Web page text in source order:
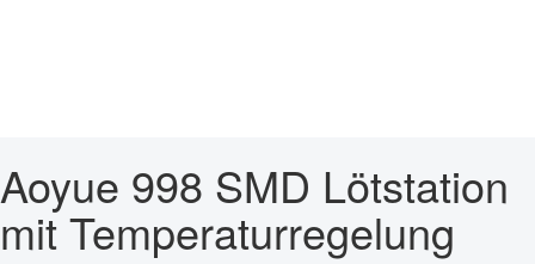
Aoyue 998 SMD Lötstation
mit Temperaturregelung